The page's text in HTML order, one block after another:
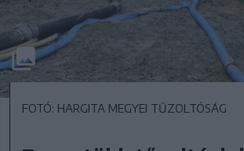
FOTÓ: HARGITA MEGYEI TŰZOLTÓSÁG